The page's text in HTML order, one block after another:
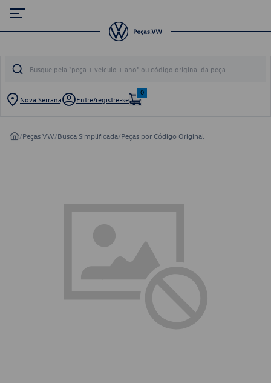
Nova Serrana Entre/registre-se
0
/Peças VW/Busca Simplificada/Peças por Código Original